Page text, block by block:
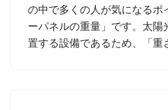
の中で多くの人が気になるポ
ーパネルの重量」です。太陽
置する設備であるため、「